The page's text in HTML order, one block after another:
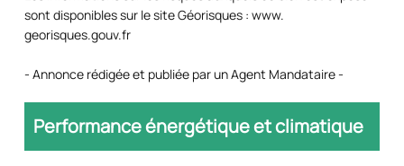
sont disponibles sur le site Géorisques : www.
georisques.gouv.fr
- Annonce rédigée et publiée par un Agent Mandataire -
Performance énergétique et climatique